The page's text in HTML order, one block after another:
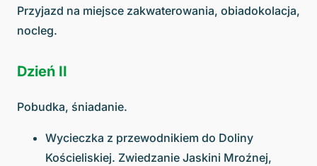
Przyjazd na miejsce zakwaterowania, obiadokolacja,
nocleg.
Dzień II
Pobudka, śniadanie.
Wycieczka z przewodnikiem do Doliny
Kościeliskiej. Zwiedzanie Jaskini Mroźnej,